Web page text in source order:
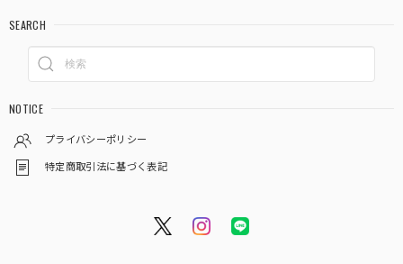
SEARCH
NOTICE
プライバシーポリシー
特定商取引法に基づく表記